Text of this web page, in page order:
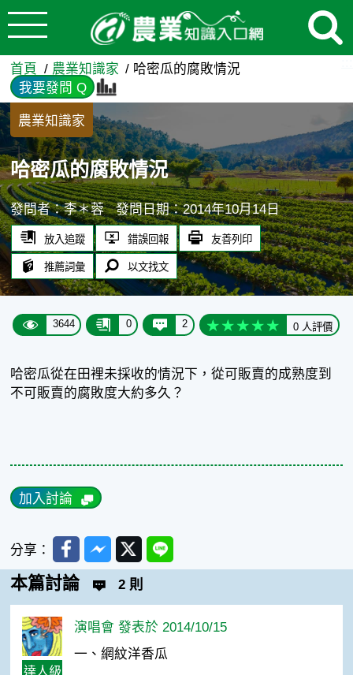
跳到主要內容
哈密瓜的腐敗情況 - 農業知
首頁 農業知識家
哈密瓜的腐敗情況
我要發問 Q
農業知識家
哈密瓜的腐敗情況
發問者：李＊蓉 發問日期：2014年10月14日
放入追蹤 錯誤回報 友善列印
推薦詞彙 以文找文
3644 0 2 0 人評價
哈密瓜從在田裡未採收的情況下，從可販賣的成熟度到
不可販賣的腐敗度大約多久？
加入討論
分享： FacebookMessenger
TwitterLine
本篇討論 2 則
達人級
演唱會 發表於 2014/10/15
一、網紋洋香瓜